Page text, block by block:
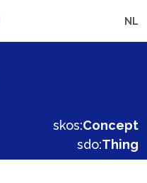
NL
skos:Concept
sdo:Thing